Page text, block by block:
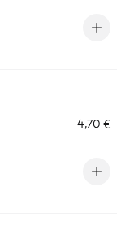
4,70 €